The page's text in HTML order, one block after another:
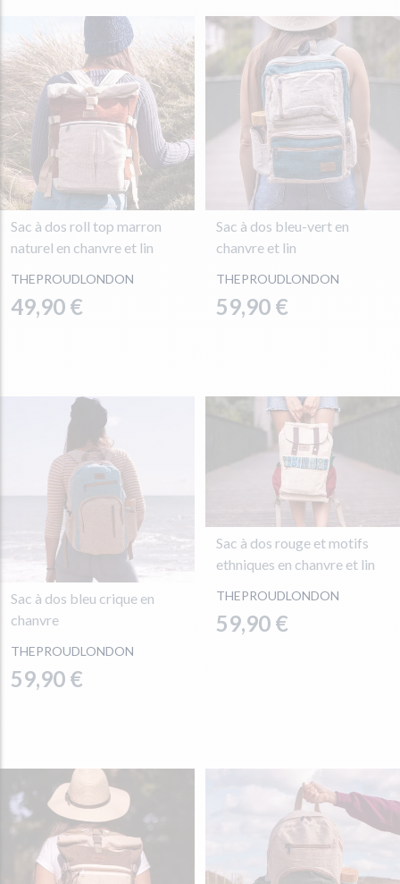
Sac à dos roll top marron
naturel en chanvre et lin
THEPROUDLONDON
49,90 €
Sac à dos bleu-vert en
chanvre et lin
THEPROUDLONDON
59,90 €
Sac à dos bleu crique en
chanvre
THEPROUDLONDON
59,90 €
Sac à dos rouge et motifs
ethniques en chanvre et lin
THEPROUDLONDON
59,90 €